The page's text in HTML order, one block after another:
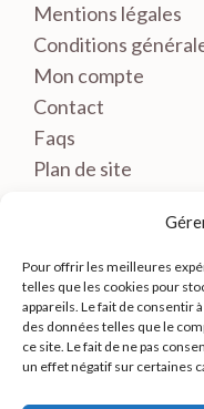
Pour offrir les meilleures
telles que les cookies pour
appareils. Le fait de consentir
des données telles que le
ce site. Le fait de ne pas
un effet négatif sur certaines
Mentions légales
Conditions
Mon compte
Contact
Faqs
Plan de site